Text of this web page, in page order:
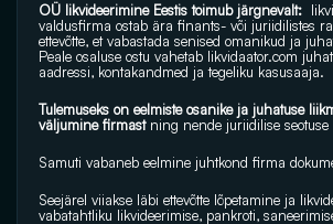
OÜ likvideerimine Eestis toimub järgnevalt:
valdusfirma ostab ära finants- või juriidilistes
ettevõtte, et vabastada senised omanikud ja
Peale osaluse ostu vahetab likvidaator.com
aadressi, kontakandmed ja tegeliku kasusaaja.
Tulemuseks on eelmiste osanike ja juhatuse
väljumine firmast ning nende juriidilise
Samuti vabaneb eelmine juhtkond firma
Seejärel viiakse läbi ettevõtte lõpetamine ja
vabatahtliku likvideerimise, pankroti,